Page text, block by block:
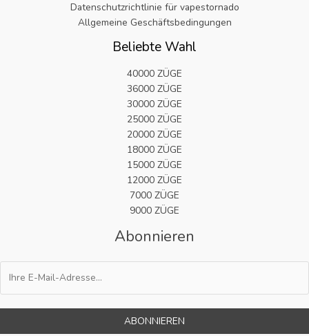
Datenschutzrichtlinie für vapestornado
Allgemeine Geschäftsbedingungen
Beliebte Wahl
40000 ZÜGE
36000 ZÜGE
30000 ZÜGE
25000 ZÜGE
20000 ZÜGE
18000 ZÜGE
15000 ZÜGE
12000 ZÜGE
7000 ZÜGE
9000 ZÜGE
Abonnieren
ABONNIEREN